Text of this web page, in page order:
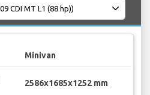
Minivan
2586x1685x1252 mm